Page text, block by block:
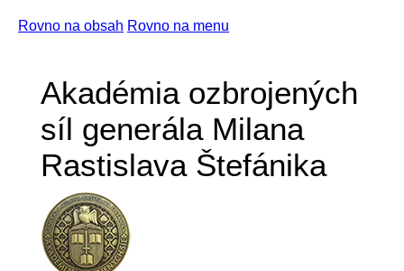
Rovno na obsah Rovno na menu
Akadémia ozbrojených
síl generála Milana
Rastislava Štefánika